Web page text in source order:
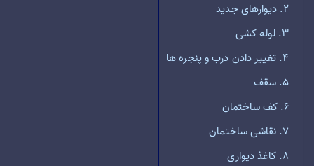
دیوارهای جدید
لوله کشی
تغییر دادن درب و پنجره ها
سقف
کف ساختمان
نقاشی ساختمان
کاغذ دیواری